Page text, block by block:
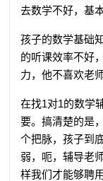
去数学不好，基
孩子的数学基础
的听课效率不好
力，他不喜欢老
在找1对1的数学
要。搞清楚的是
个把脉，孩子到
弱，呃，辅导老
样我们才能够聘